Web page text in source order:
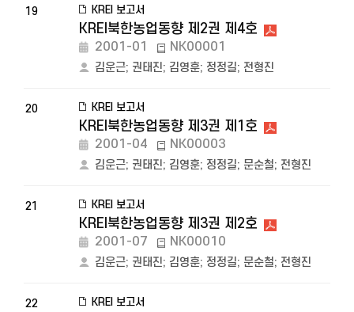
19 KREI 보고서
KREI북한농업동향 제2권 제4호
2001-01 NK00001
김운근; 권태진; 김영훈; 정정길; 전형진
20 KREI 보고서
KREI북한농업동향 제3권 제1호
2001-04 NK00003
김운근; 권태진; 김영훈; 정정길; 문순철; 전형진
21 KREI 보고서
KREI북한농업동향 제3권 제2호
2001-07 NK00010
김운근; 권태진; 김영훈; 정정길; 문순철; 전형진
22 KREI 보고서